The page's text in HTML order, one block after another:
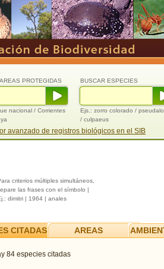
BUSCAR ESPECIES
Ejs.: zorro colorado /
/ culpaeus
PROTEGIDAS
nacional / Corrientes
avanzado de registros biológicos en el SIB
criterios múltiples simultáneos,
las frases con el símbolo |
dimitri | 1964 | anales
CITADAS AREAS
84 especies citadas